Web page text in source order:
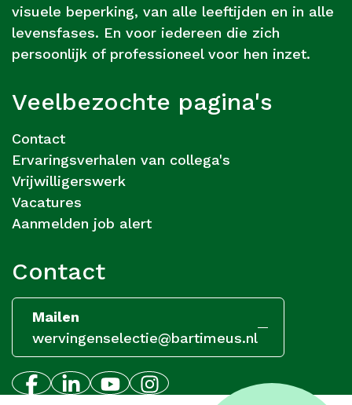
visuele beperking, van alle leeftijden en in alle
levensfases. En voor iedereen die zich
persoonlijk of professioneel voor hen inzet.
Veelbezochte pagina's
Contact
Ervaringsverhalen van collega's
Vrijwilligerswerk
Vacatures
Aanmelden job alert
Contact
Mailen
wervingenselectie@bartimeus.nl